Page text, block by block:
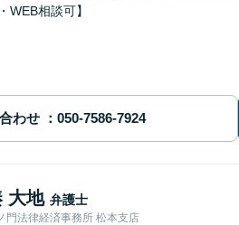
WEB相談可】
わせ
大地 弁護士
門法律経済事務所 松本支店